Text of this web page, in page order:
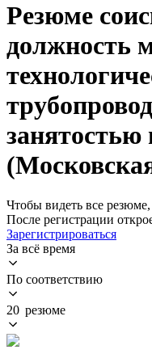
Резюме
должность
занятостью
Чтобы видеть все резюме,
После регистрации
Зарегистрироваться
За всё время
По соответствию
20 резюме